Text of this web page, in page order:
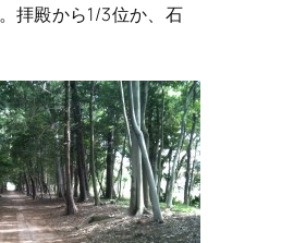
拝殿から1/3位か、石